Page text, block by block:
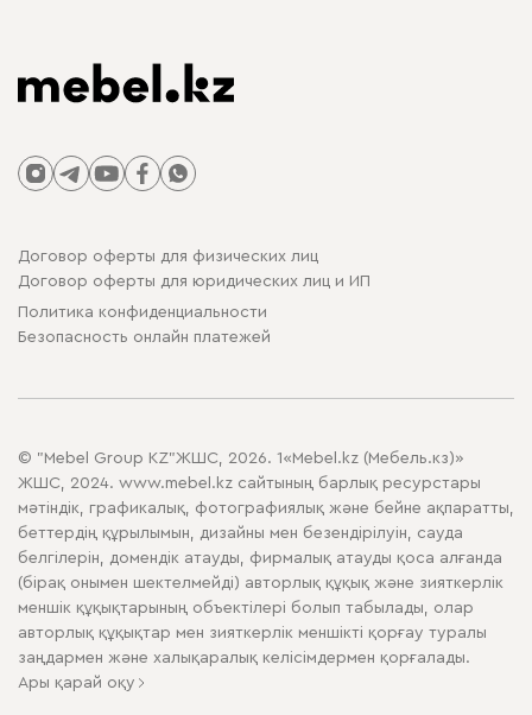
Договор оферты для физических лиц
Договор оферты для юридических лиц и ИП
Политика конфиденциальности
Безопасность онлайн платежей
© "Mebel Group KZ"ЖШС, 2026. 1«Mebel.kz (Мебель.кз)»
ЖШС, 2024. www.mebel.kz сайтының барлық ресурстары
мәтіндік, графикалық, фотографиялық және бейне ақпаратты,
беттердің құрылымын, дизайны мен безендірілуін, сауда
белгілерін, домендік атауды, фирмалық атауды қоса алғанда
(бірақ онымен шектелмейді) авторлық құқық және зияткерлік
меншік құқықтарының объектілері болып табылады, олар
авторлық құқықтар мен зияткерлік меншікті қорғау туралы
заңдармен және халықаралық келісімдермен қорғалады.
Ары қарай оқу